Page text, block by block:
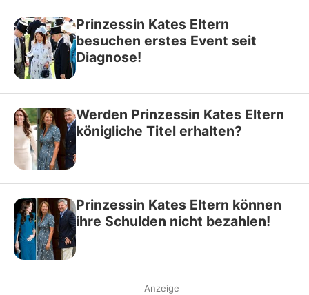
Prinzessin Kates Eltern
besuchen erstes Event seit
Diagnose!
Werden Prinzessin Kates Eltern
königliche Titel erhalten?
Prinzessin Kates Eltern können
ihre Schulden nicht bezahlen!
Anzeige